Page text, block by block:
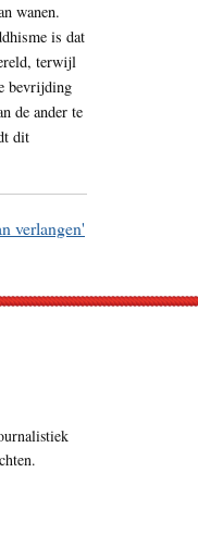
wanen.
is dat
terwijl
bevrijding
de ander te
dit
verlangen'